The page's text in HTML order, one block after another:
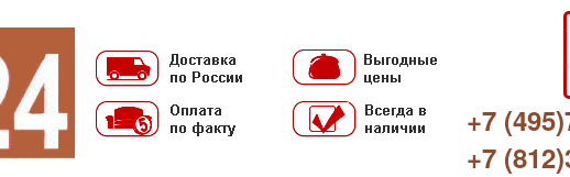
+7
+7